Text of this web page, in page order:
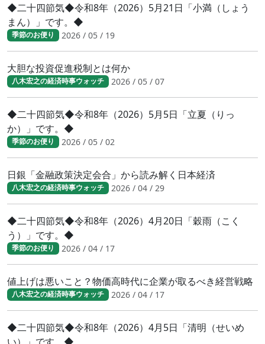
◆二十四節気◆令和8年（2026）5月21日「小満（しょう
まん）」です。◆
季節のお便り 2026 / 05 / 19
大胆な投資促進税制とは何か
八木宏之の経済時事ウォッチ 2026 / 05 / 07
◆二十四節気◆令和8年（2026）5月5日「立夏（りっ
か）」です。◆
季節のお便り 2026 / 05 / 02
日銀「金融政策決定会合」から読み解く日本経済
八木宏之の経済時事ウォッチ 2026 / 04 / 29
◆二十四節気◆令和8年（2026）4月20日「穀雨（こく
う）」です。◆
季節のお便り 2026 / 04 / 17
値上げは悪いこと？物価高時代に企業が取るべき経営戦略
八木宏之の経済時事ウォッチ 2026 / 04 / 17
◆二十四節気◆令和8年（2026）4月5日「清明（せいめ